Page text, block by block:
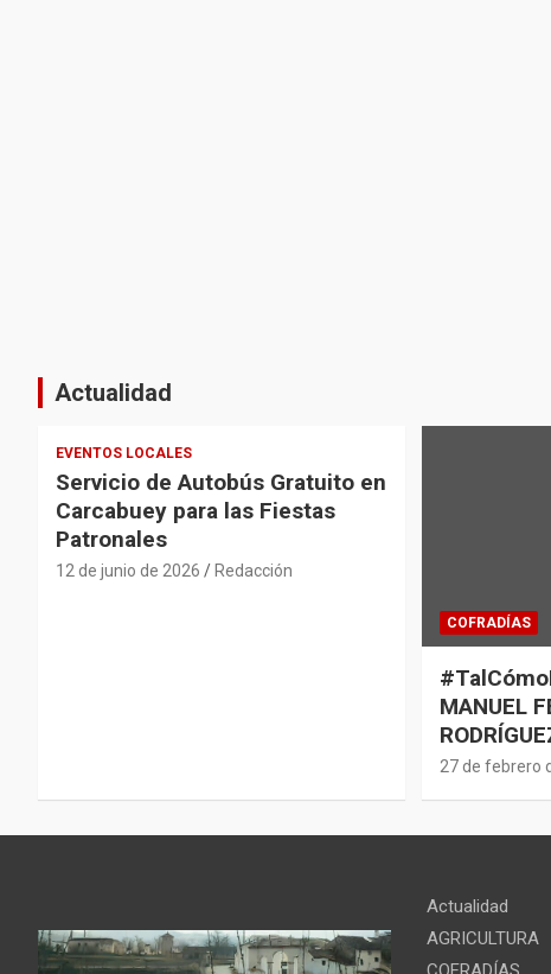
Actualidad
EVENTOS LOCALES
Servicio de Autobús Gratuito en
Carcabuey para las Fiestas
Patronales
12 de junio de 2026 Redacción
COFRADÍAS
MANUEL
27 de febrero
Actualidad
AGRICULTURA